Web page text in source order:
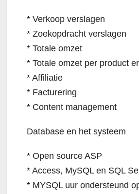
* Verkoop verslagen
* Zoekopdracht verslagen
* Totale omzet
* Totale omzet per product
* Affiliatie
* Facturering
* Content management
Database en het systeem
* Open source ASP
* Access, MySQL en SQL
* MYSQL uur ondersteund